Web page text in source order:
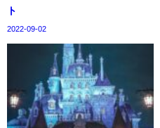
ト
2022-09-02